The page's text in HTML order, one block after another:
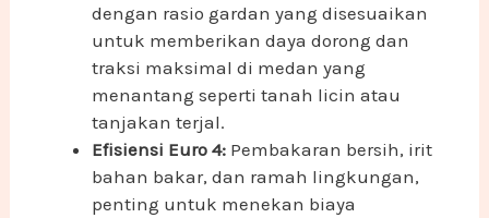
dengan rasio gardan yang disesuaikan
untuk memberikan daya dorong dan
traksi maksimal di medan yang
menantang seperti tanah licin atau
tanjakan terjal.
Efisiensi Euro 4: Pembakaran bersih, irit
bahan bakar, dan ramah lingkungan,
penting untuk menekan biaya